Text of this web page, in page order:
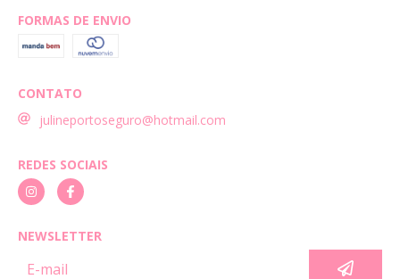
FORMAS DE ENVIO
CONTATO
julineportoseguro@hotmail.com
REDES SOCIAIS
NEWSLETTER